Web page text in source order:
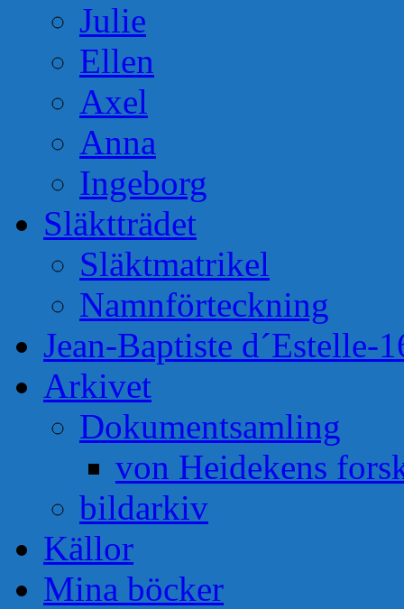
Julie
Ellen
Axel
Anna
Ingeborg
Släktträdet
Släktmatrikel
Namnförteckning
Jean-Baptiste d´Estelle-
Arkivet
Dokumentsamling
von Heidekens
bildarkiv
Källor
Mina böcker